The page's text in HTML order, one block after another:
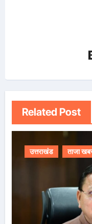
Related Post
उत्तराखंड ताजा